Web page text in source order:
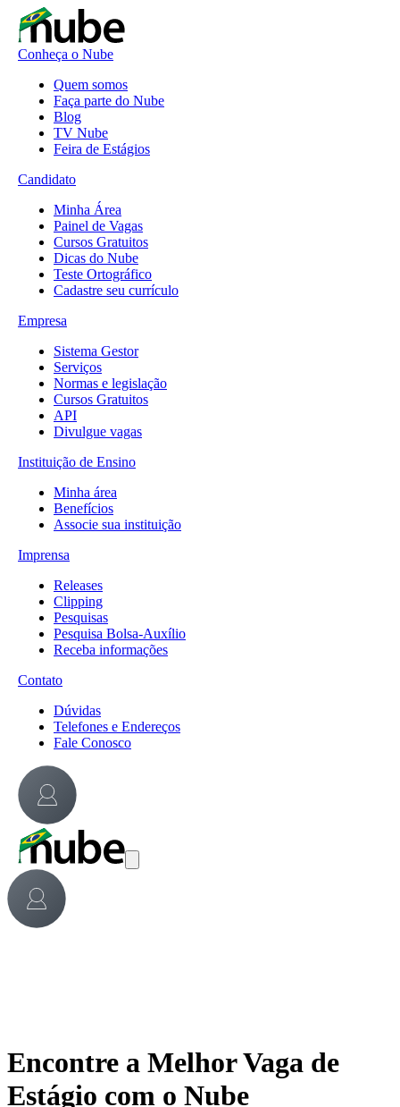
Conheça o Nube
Quem somos
Faça parte do Nube
Blog
TV Nube
Feira de Estágios
Candidato
Minha Área
Painel de Vagas
Cursos Gratuitos
Dicas do Nube
Teste Ortográfico
Cadastre seu currículo
Empresa
Sistema Gestor
Serviços
Normas e legislação
Cursos Gratuitos
API
Divulgue vagas
Instituição de Ensino
Minha área
Benefícios
Associe sua instituição
Imprensa
Releases
Clipping
Pesquisas
Pesquisa Bolsa-Auxílio
Receba informações
Contato
Dúvidas
Telefones e Endereços
Fale Conosco
Encontre a Melhor Vaga de
Estágio com o Nube